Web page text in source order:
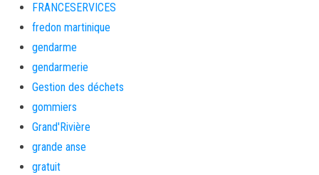
FRANCESERVICES
fredon martinique
gendarme
gendarmerie
Gestion des déchets
gommiers
Grand'Rivière
grande anse
gratuit